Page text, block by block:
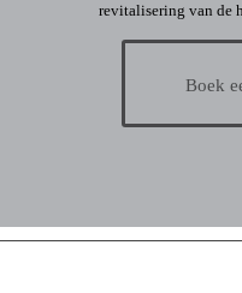
revitalisering van de
Boek